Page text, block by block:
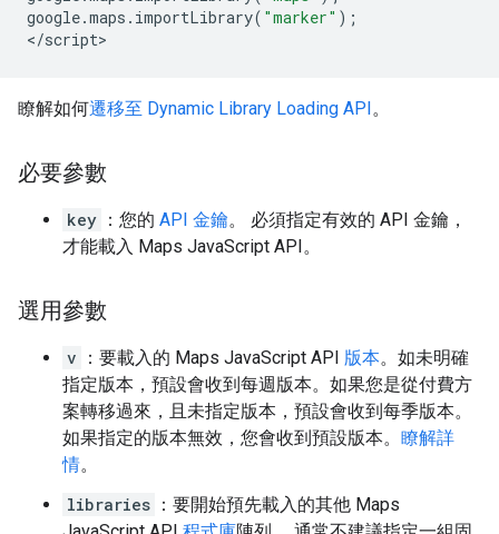
google.maps . importLibrary( "marker" );
</script>
瞭解如何遷移至 Dynamic Library Loading API。
必要參數
key ：您的 API 金鑰。 必須指定有效的 API 金鑰，
才能載入 Maps JavaScript API。
選用參數
v ：要載入的 Maps JavaScript API 版本。如未明確
指定版本，預設會收到每週版本。如果您是從付費方
案轉移過來，且未指定版本，預設會收到每季版本。
如果指定的版本無效，您會收到預設版本。 瞭解詳
情。
libraries ：要開始預先載入的其他 Maps